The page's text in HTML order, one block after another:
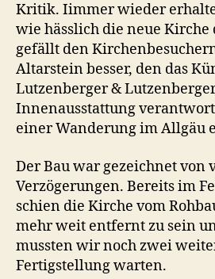
Kritik. Iimmer wieder
wie hässlich die neue Kirche
gefällt den
Altarstein besser, den das
Lutzenberger &
Innenausstattung
einer Wanderung im Allgäu
Der Bau war gezeichnet von
Verzögerungen. Bereits im
schien die Kirche vom
mehr weit entfernt zu sein
mussten wir noch zwei
Fertigstellung warten.